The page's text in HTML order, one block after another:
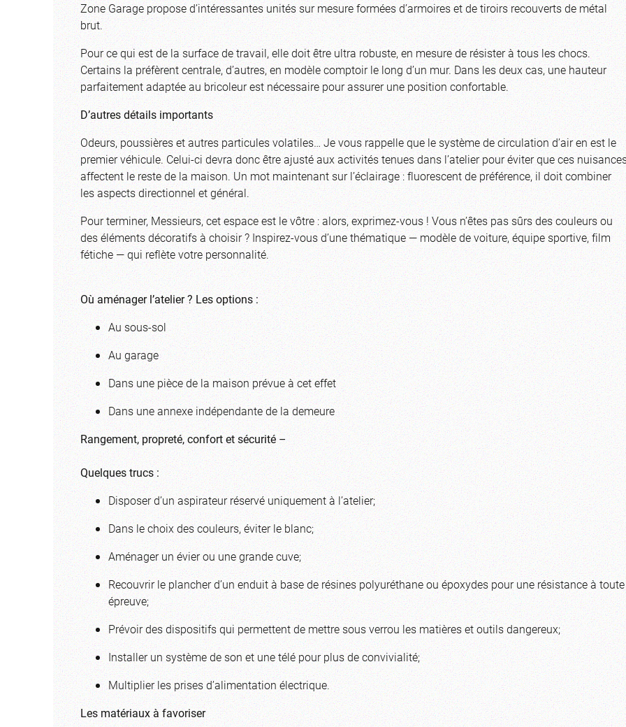
Zone Garage propose d’intéressantes unités sur mesure formées d’armoires et de tiroirs recouverts de métal
brut.
Pour ce qui est de la surface de travail, elle doit être ultra robuste, en mesure de résister à tous les chocs.
Certains la préfèrent centrale, d’autres, en modèle comptoir le long d’un mur. Dans les deux cas, une hauteur
parfaitement adaptée au bricoleur est nécessaire pour assurer une position confortable.
D’autres détails importants
Odeurs, poussières et autres particules volatiles… Je vous rappelle que le système de circulation d’air en est le
premier véhicule. Celui-ci devra donc être ajusté aux activités tenues dans l’atelier pour éviter que ces
affectent le reste de la maison. Un mot maintenant sur l’éclairage : fluorescent de préférence, il doit combiner
les aspects directionnel et général.
Pour terminer, Messieurs, cet espace est le vôtre : alors, exprimez-vous ! Vous n’êtes pas sûrs des couleurs ou
des éléments décoratifs à choisir ? Inspirez-vous d’une thématique — modèle de voiture, équipe sportive, film
fétiche — qui reflète votre personnalité.
Où aménager l’atelier ? Les options :
Au sous-sol
Au garage
Dans une pièce de la maison prévue à cet effet
Dans une annexe indépendante de la demeure
Rangement, propreté, confort et sécurité –
Quelques trucs :
Disposer d’un aspirateur réservé uniquement à l’atelier;
Dans le choix des couleurs, éviter le blanc;
Aménager un évier ou une grande cuve;
Recouvrir le plancher d’un enduit à base de résines polyuréthane ou époxydes pour une résistance à toute
épreuve;
Prévoir des dispositifs qui permettent de mettre sous verrou les matières et outils dangereux;
Installer un système de son et une télé pour plus de convivialité;
Multiplier les prises d’alimentation électrique.
Les matériaux à favoriser